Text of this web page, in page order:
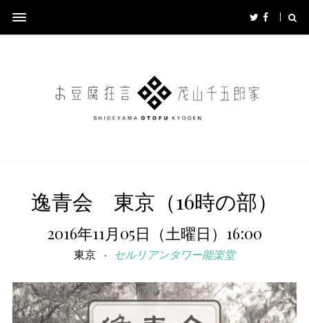
逸青会 東京（16時の部）
2016年11月05日（土曜日）16:00
東京 セルリアンタワー能楽堂